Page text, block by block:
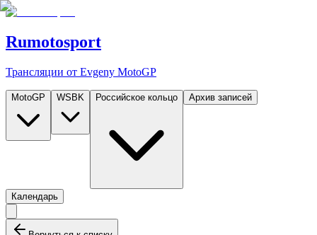
Rumotosport
Трансляции от Evgeny MotoGP
MotoGP WSBK Российское кольцо Архив записей
Календарь